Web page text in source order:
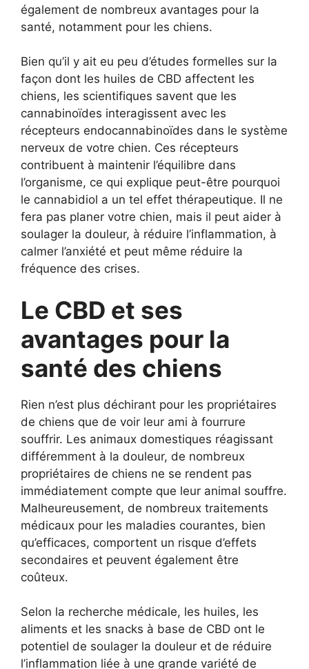
également de nombreux avantages pour la
santé, notamment pour les chiens.
Bien qu’il y ait eu peu d’études formelles sur la
façon dont les huiles de CBD affectent les
chiens, les scientifiques savent que les
cannabinoïdes interagissent avec les
récepteurs endocannabinoïdes dans le système
nerveux de votre chien. Ces récepteurs
contribuent à maintenir l’équilibre dans
l’organisme, ce qui explique peut-être pourquoi
le cannabidiol a un tel effet thérapeutique. Il ne
fera pas planer votre chien, mais il peut aider à
soulager la douleur, à réduire l’inflammation, à
calmer l’anxiété et peut même réduire la
fréquence des crises.
Le CBD et ses
avantages pour la
santé des chiens
Rien n’est plus déchirant pour les propriétaires
de chiens que de voir leur ami à fourrure
souffrir. Les animaux domestiques réagissant
différemment à la douleur, de nombreux
propriétaires de chiens ne se rendent pas
immédiatement compte que leur animal souffre.
Malheureusement, de nombreux traitements
médicaux pour les maladies courantes, bien
qu’efficaces, comportent un risque d’effets
secondaires et peuvent également être
coûteux.
Selon la recherche médicale, les huiles, les
aliments et les snacks à base de CBD ont le
potentiel de soulager la douleur et de réduire
l’inflammation liée à une grande variété de